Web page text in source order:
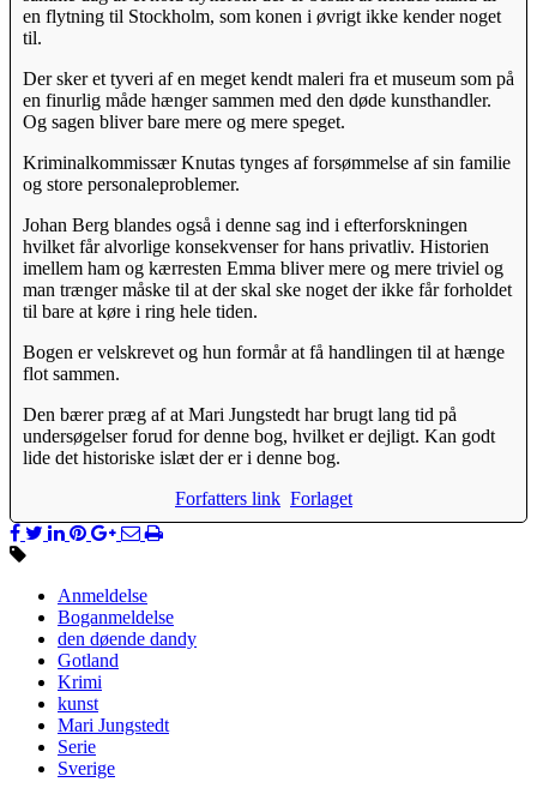
en flytning til Stockholm, som konen i øvrigt ikke kender noget
til.
Der sker et tyveri af en meget kendt maleri fra et museum som på
en finurlig måde hænger sammen med den døde kunsthandler.
Og sagen bliver bare mere og mere speget.
Kriminalkommissær Knutas tynges af forsømmelse af sin familie
og store personaleproblemer.
Johan Berg blandes også i denne sag ind i efterforskningen
hvilket får alvorlige konsekvenser for hans privatliv. Historien
imellem ham og kærresten Emma bliver mere og mere triviel og
man trænger måske til at der skal ske noget der ikke får forholdet
til bare at køre i ring hele tiden.
Bogen er velskrevet og hun formår at få handlingen til at hænge
flot sammen.
Den bærer præg af at Mari Jungstedt har brugt lang tid på
undersøgelser forud for denne bog, hvilket er dejligt. Kan godt
lide det historiske islæt der er i denne bog.
Forfatters link Forlaget
Anmeldelse
Boganmeldelse
den døende dandy
Gotland
Krimi
kunst
Mari Jungstedt
Serie
Sverige